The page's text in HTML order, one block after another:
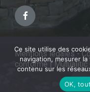
Facebook
Mentions légales -
conforme|
Ce site utilise des
navigation, mesurer
contenu sur les
OK,